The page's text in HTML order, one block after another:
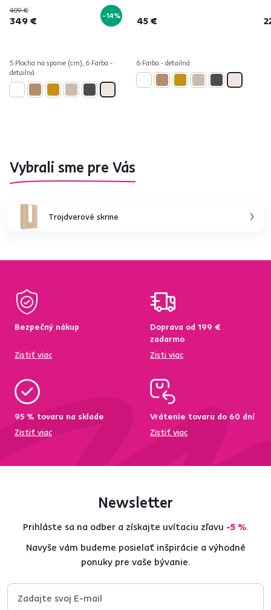
409 €
349 € -14%
5 Plocha na spanie (cm), 6 Farba -
detailná
45 €
6 Farba - detailná
Vybrali sme pre Vás
Trojdverové skrine
Bezpečný nákup
Zistiť viac
Doprava od 199 €
zadarmo
Zisti viac
95 % tovaru na sklade
Zistiť viac
Vrátenie tovaru do 60 dní
Zistiť viac
Newsletter
Prihláste sa na odber a získajte uvítaciu zľavu -5 %.
Navyše vám budeme posielať inšpirácie a výhodné
ponuky pre vaše bývanie.